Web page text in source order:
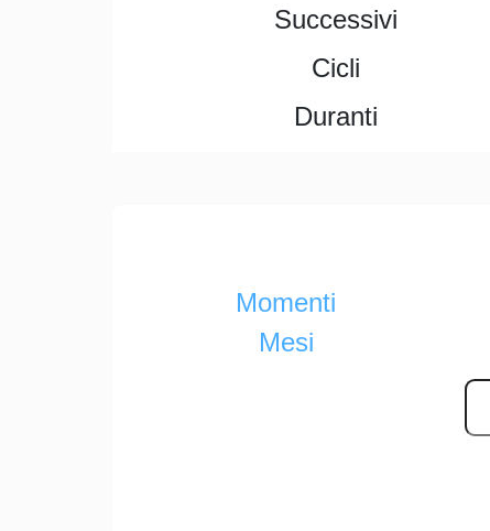
Successivi
Cicli
Duranti
Momenti
Mesi